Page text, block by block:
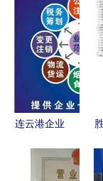
连云港企业
工商注册、